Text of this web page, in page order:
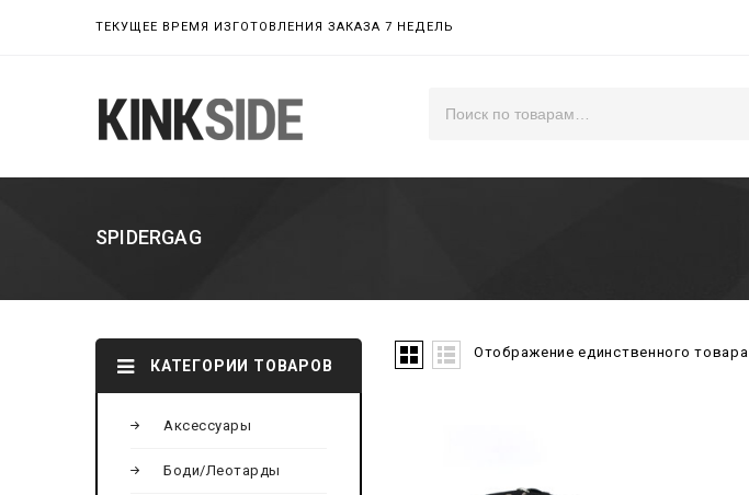
ТЕКУЩЕЕ ВРЕМЯ ИЗГОТОВЛЕНИЯ ЗАКАЗА 7 НЕДЕЛЬ
SPIDERGAG
Отображение единственного товара
КАТЕГОРИИ ТОВАРОВ
Аксессуары
Боди/Леотарды